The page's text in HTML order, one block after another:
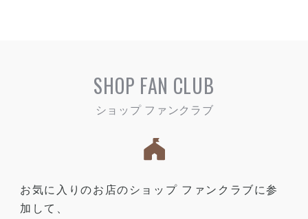
SHOP FAN CLUB
お気に入りのお店のショップ ファンクラブに参
加して、